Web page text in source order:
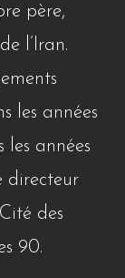
père,
l’Iran.
les années
les années
directeur
des
90.